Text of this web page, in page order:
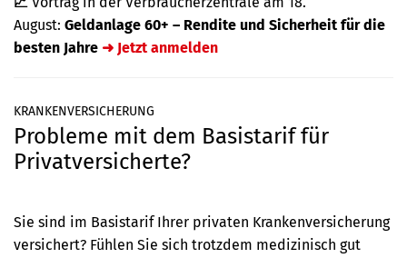
August: Geldanlage 60+ – Rendite und Sicherheit für die
besten Jahre ➜ Jetzt anmelden
Veranstaltungen
0
Elemente
KRANKENVERSICHERUNG
Probleme mit dem Basistarif für
Privatversicherte?
Sie sind im Basistarif Ihrer privaten Krankenversicherung
versichert? Fühlen Sie sich trotzdem medizinisch gut